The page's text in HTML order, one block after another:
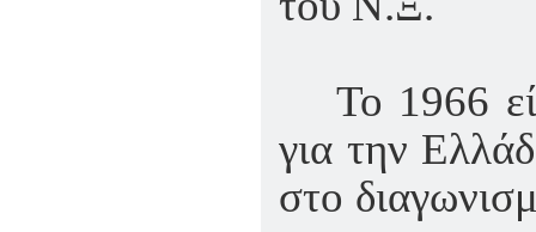
Το 1966
για την
στο